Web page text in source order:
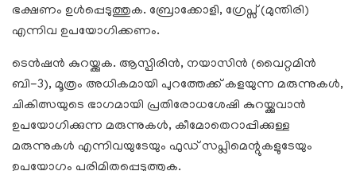
ഭക്ഷണം ഉൾപ്പെടുത്തുക. ബ്രോക്കോളി, ഗ്രേപ്സ് (മുന്തിരി)
എന്നിവ ഉപയോഗിക്കണം.
ടെൻഷൻ കുറയ്ക്കുക. ആസ്പിരിൻ, നയാസിൻ (വൈറ്റമിൻ
ബി-3), മൂത്രം അധികമായി പുറത്തേക്ക് കളയുന്ന മരുന്നുകൾ,
ചികിത്സയുടെ ഭാഗമായി പ്രതിരോധശേഷി കുറയ്ക്കുവാൻ
ഉപയോഗിക്കുന്ന മരുന്നുകൾ, കീമോതെറാപ്പിക്കുള്ള
മരുന്നുകൾ എന്നിവയുടേയും ഫുഡ് സപ്ലിമെന്റുകളുടേയും
ഉപയോഗം പരിമിതപ്പെടുത്തുക.